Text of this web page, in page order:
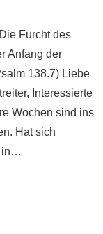
Furcht des
Anfang der
138.7) Liebe
Interessierte
Wochen sind ins
Hat sich
in…